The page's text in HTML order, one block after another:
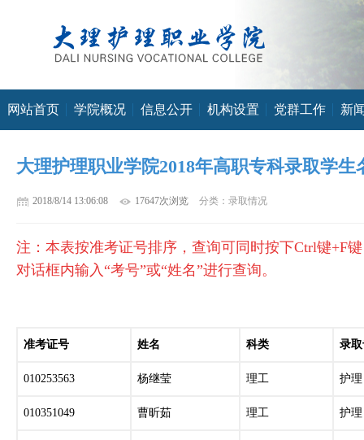
网站首页 学院概况 信息公开 机构设置 党群工作 新
大理护理职业学院2018年高职专科录取学生
2018/8/14 13:06:08 17647次浏览 分类：录取情况
注：本表按准考证号排序，查询可同时按下Ctrl键+F
对话框内输入“考号”或“姓名”进行查询。
准考证号 姓名 科类 录
010253563 杨继莹 理工 护理
010351049 曹昕茹 理工 护理